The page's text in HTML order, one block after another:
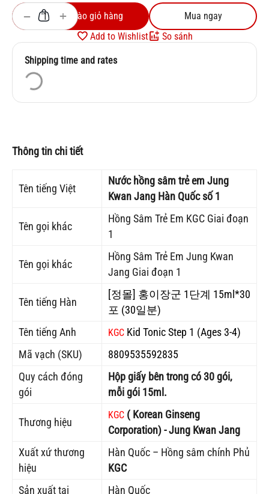
+
− Thêm vào giỏ hàng
Mua ngay
Add to Wishlist
So sánh
Shipping time and rates
Thông tin chi tiết
Tên tiếng Việt
Nước hồng sâm trẻ em Jung
Kwan Jang Hàn Quốc số 1
Tên gọi khác
Hồng Sâm Trẻ Em KGC Giai đoạn
1
Tên gọi khác
Hồng Sâm Trẻ Em Jung Kwan
Jang Giai đoạn 1
Tên tiếng Hàn
[정몰] 홍이장군 1단계 15ml*30
포 (30일분)
Tên tiếng Anh
KGC Kid Tonic Step 1 (Ages 3-4)
Mã vạch (SKU)
8809535592835
Quy cách đóng
gói
Hộp giấy bên trong có 30 gói,
mỗi gói 15ml.
Thương hiệu
KGC ( Korean Ginseng
Corporation) - Jung Kwan Jang
Xuất xứ thương
hiệu
Hàn Quốc – Hồng sâm chính Phủ
KGC
Sản xuất tại
Hàn Quốc